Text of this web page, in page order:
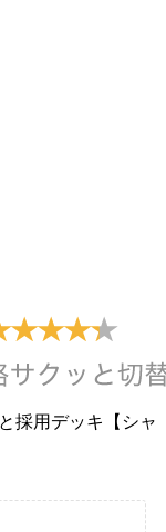
採用デッキ【シャ